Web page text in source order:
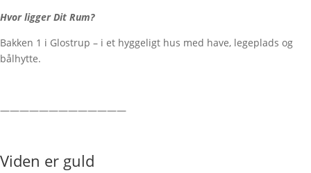
Hvor ligger Dit Rum?
Bakken 1 i Glostrup – i et hyggeligt hus med have, legeplads og
bålhytte.
—————————————
Viden er guld